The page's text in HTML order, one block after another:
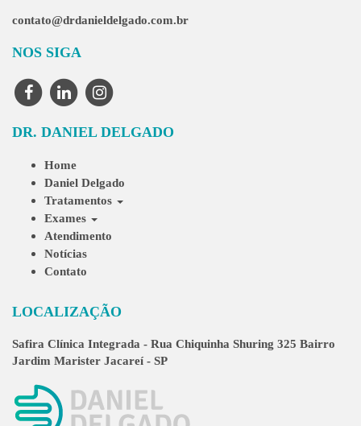
contato@drdanieldelgado.com.br
NOS SIGA
DR. DANIEL DELGADO
Home
Daniel Delgado
Tratamentos
Exames
Atendimento
Notícias
Contato
LOCALIZAÇÃO
Safira Clínica Integrada - Rua Chiquinha Shuring 325 Bairro
Jardim Marister Jacareí - SP